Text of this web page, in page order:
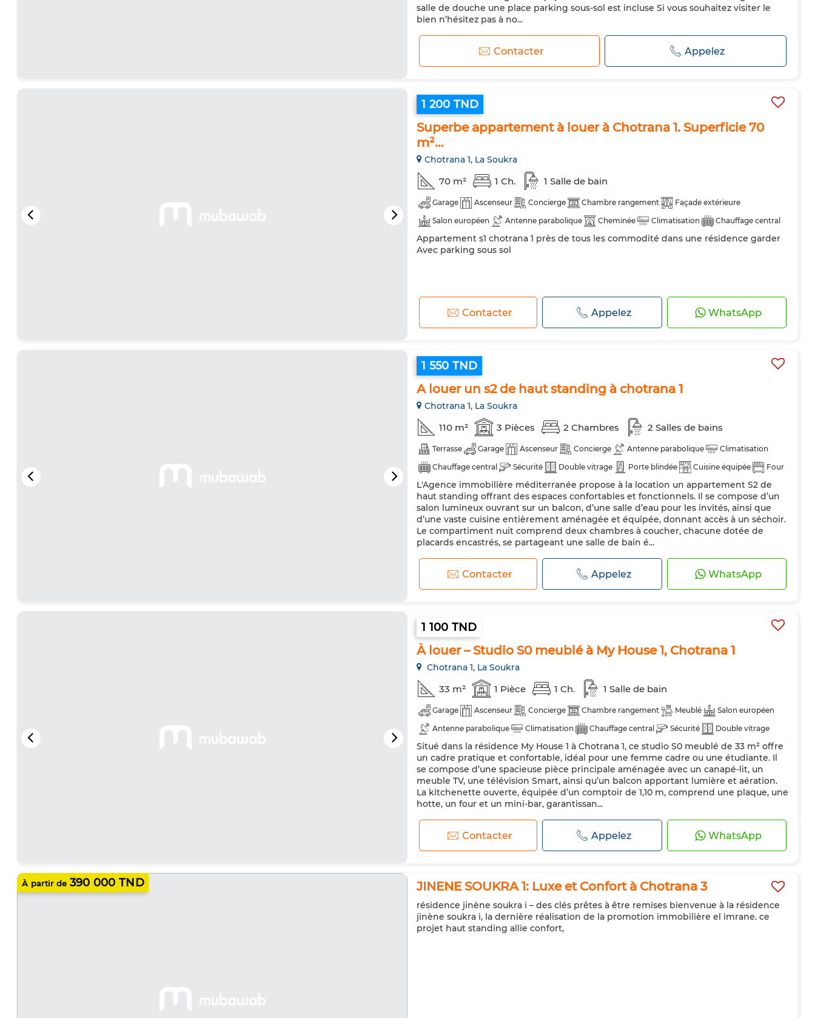
salle de douche une place parking sous-sol est incluse Si vous souhaitez visiter le
bien n’hésitez pas à no...
Contacter Appelez
1 200 TND
Superbe appartement à louer à Chotrana 1. Superficie 70
m²...
Chotrana 1, La Soukra
70 m² 1 Ch. 1 Salle de bain
Garage Ascenseur Concierge Chambre rangement
Façade extérieure
Salon européen
Antenne parabolique Cheminée Climatisation
Chauffage central
Sécurité
Double vitrage Porte blindée Réfrigérateur Four
TV
Machine à laver
Appartement s1 chotrana 1 près de tous les commodité dans une résidence garder
Avec parking sous sol
Contacter Appelez WhatsApp
1 550 TND
A louer un s2 de haut standing à chotrana 1
Chotrana 1, La Soukra
110 m² 3 Pièces 2 Chambres 2 Salles de bains
Terrasse Garage Ascenseur Concierge Antenne parabolique
Climatisation
Chauffage central
Sécurité Double vitrage Porte blindée Cuisine équipée Four
L'Agence immobilière méditerranée propose à la location un appartement S2 de
haut standing offrant des espaces confortables et fonctionnels. Il se compose d’un
salon lumineux ouvrant sur un balcon, d’une salle d’eau pour les invités, ainsi que
d’une vaste cuisine entièrement aménagée et équipée, donnant accès à un séchoir.
Le compartiment nuit comprend deux chambres à coucher, chacune dotée de
placards encastrés, se partageant une salle de bain é...
Contacter Appelez WhatsApp
1 100 TND
À louer – Studio S0 meublé à My House 1, Chotrana 1
Chotrana 1, La Soukra
33 m² 1 Pièce 1 Ch. 1 Salle de bain
Garage Ascenseur Concierge Chambre rangement Meublé
Salon européen
Antenne parabolique
Climatisation Chauffage central Sécurité
Double vitrage
Porte blindée
Cuisine équipée Four TV
Situé dans la résidence My House 1 à Chotrana 1, ce studio S0 meublé de 33 m² offre
un cadre pratique et confortable, idéal pour une femme cadre ou une étudiante. Il
se compose d’une spacieuse pièce principale aménagée avec un canapé-lit, un
meuble TV, une télévision Smart, ainsi qu’un balcon apportant lumière et aération.
La kitchenette ouverte, équipée d’un comptoir de 1,10 m, comprend une plaque, une
hotte, un four et un mini-bar, garantissan...
Contacter Appelez WhatsApp
À partir de 390 000 TND JINENE SOUKRA 1: Luxe et Confort à Chotrana 3
résidence jinène soukra i – des clés prêtes à être remises bienvenue à la résidence
jinène soukra i, la dernière réalisation de la promotion immobilière el imrane. ce
projet haut standing allie confort,